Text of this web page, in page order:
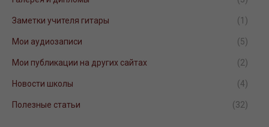
Заметки учителя гитары (1)
Мои аудиозаписи (5)
Мои публикации на других сайтах (2)
Новости школы (4)
Полезные статьи (32)